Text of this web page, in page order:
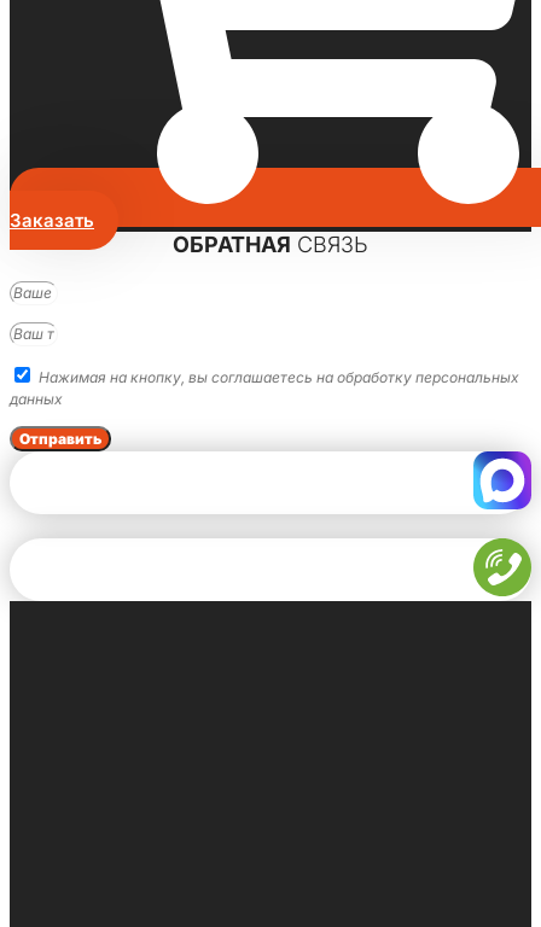
Заказать
ОБРАТНАЯ СВЯЗЬ
Нажимая на кнопку, вы соглашаетесь на обработку персональных
данных
Отправить